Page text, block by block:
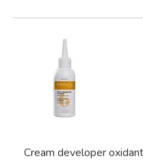
Cream developer